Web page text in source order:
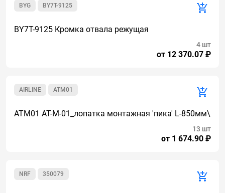
BY7T-9125
BYG
BY7T-9125 Кромка отвала режущая
от 12 370.07 ₽
4 шт
ATM01
AIRLINE
ATM01 AT-M-01_лопатка монтажная 'пика' L-850мм\
от 1 674.90 ₽
13 шт
350079
NRF